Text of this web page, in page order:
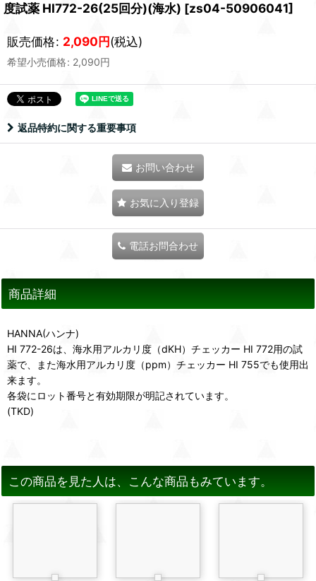
度試薬 HI772-26(25回分)(海水) [zs04-50906041]
販売価格: 2,090円(税込)
希望小売価格: 2,090円
返品特約に関する重要事項
お問い合わせ
お気に入り登録
電話お問合わせ
商品詳細
HANNA(ハンナ)
HI 772-26は、海水用アルカリ度（dKH）チェッカー HI 772用の試
薬で、また海水用アルカリ度（ppm）チェッカー HI 755でも使用出
来ます。
各袋にロット番号と有効期限が明記されています。
(TKD)
この商品を見た人は、こんな商品もみています。